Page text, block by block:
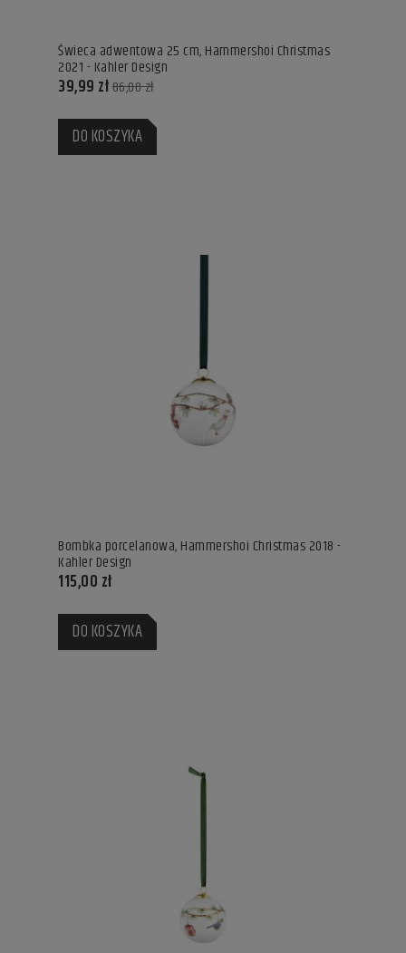
Świeca adwentowa 25 cm, Hammershoi Christmas
2021 - Kahler Design
39,99 zł86,00 zł
DO KOSZYKA
Bombka porcelanowa, Hammershoi Christmas 2018 -
Kahler Design
115,00 zł
DO KOSZYKA